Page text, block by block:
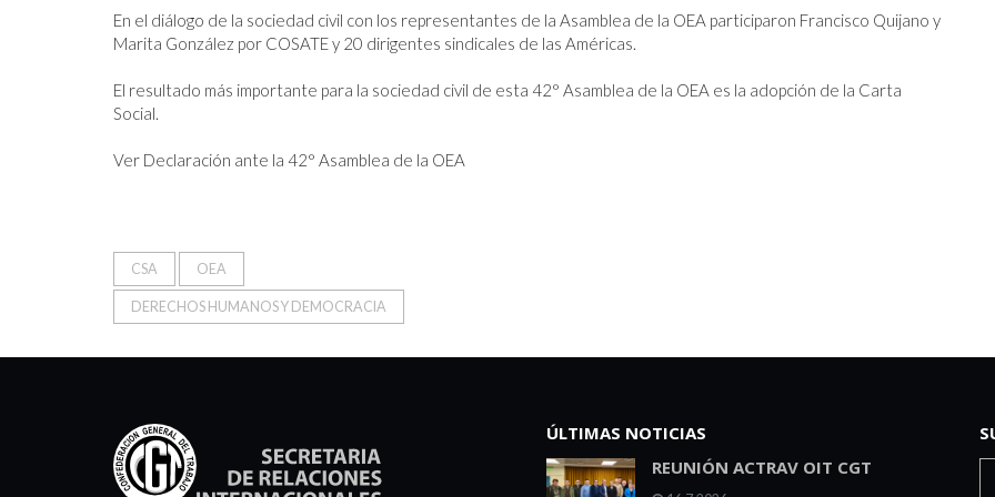
En el diálogo de la sociedad civil con los representantes de la Asamblea de la OEA participaron Francisco Quijano y
Marita González por COSATE y 20 dirigentes sindicales de las Américas.
El resultado más importante para la sociedad civil de esta 42° Asamblea de la OEA es la adopción de la Carta
Social.
Ver Declaración ante la 42° Asamblea de la OEA
CSA OEA
DERECHOS HUMANOS Y DEMOCRACIA
ÚLTIMAS NOTICIAS
REUNIÓN ACTRAV OIT CGT